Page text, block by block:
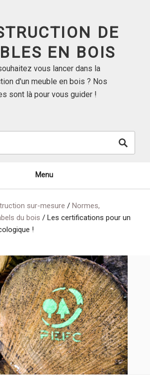
DE
EN BOIS
vous lancer dans la
d'un meuble en bois ? Nos
sont là pour vous guider !
Menu
sur-mesure / Normes,
du bois / Les certifications pour un
!